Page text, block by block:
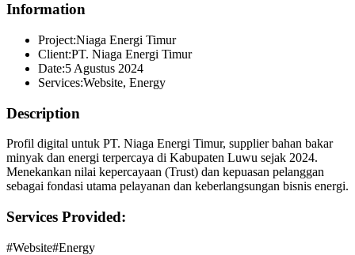
Information
Project:Niaga Energi Timur
Client:PT. Niaga Energi Timur
Date:5 Agustus 2024
Services:Website, Energy
Description
Profil digital untuk PT. Niaga Energi Timur, supplier bahan bakar
minyak dan energi terpercaya di Kabupaten Luwu sejak 2024.
Menekankan nilai kepercayaan (Trust) dan kepuasan pelanggan
sebagai fondasi utama pelayanan dan keberlangsungan bisnis energi.
Services Provided:
#Website#Energy